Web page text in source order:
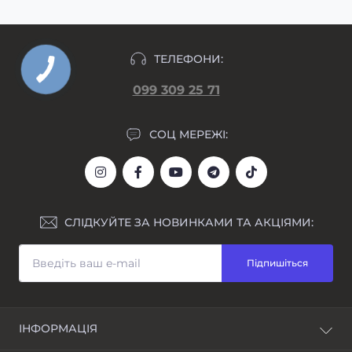
ТЕЛЕФОНИ:
099 309 25 71
СОЦ МЕРЕЖІ:
СЛІДКУЙТЕ ЗА НОВИНКАМИ ТА АКЦІЯМИ:
Підпишіться
ІНФОРМАЦІЯ